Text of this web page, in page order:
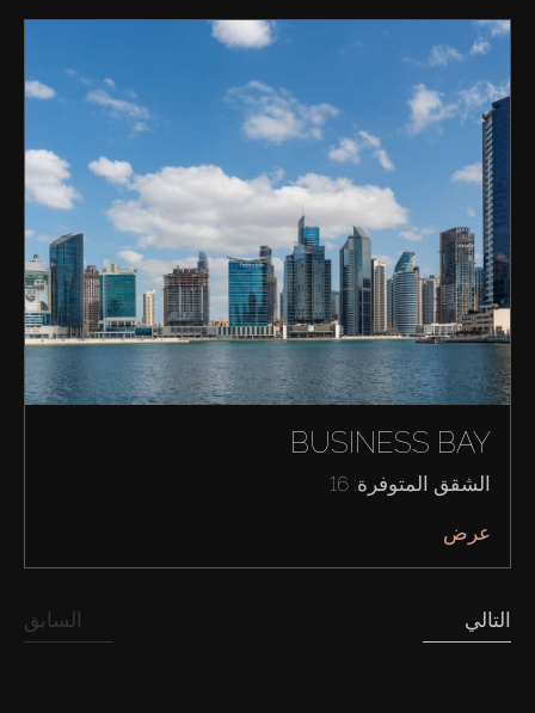
شراء
BUSINESS BAY
الشقق المتوفرة: 16
عرض
السابق التالي